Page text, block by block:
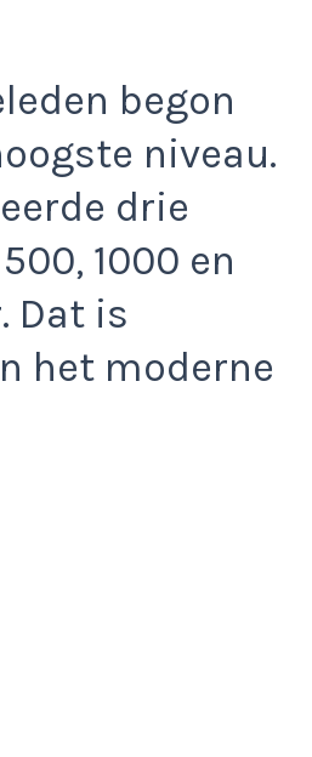
begon
niveau.
drie
1000 en
Dat is
het moderne